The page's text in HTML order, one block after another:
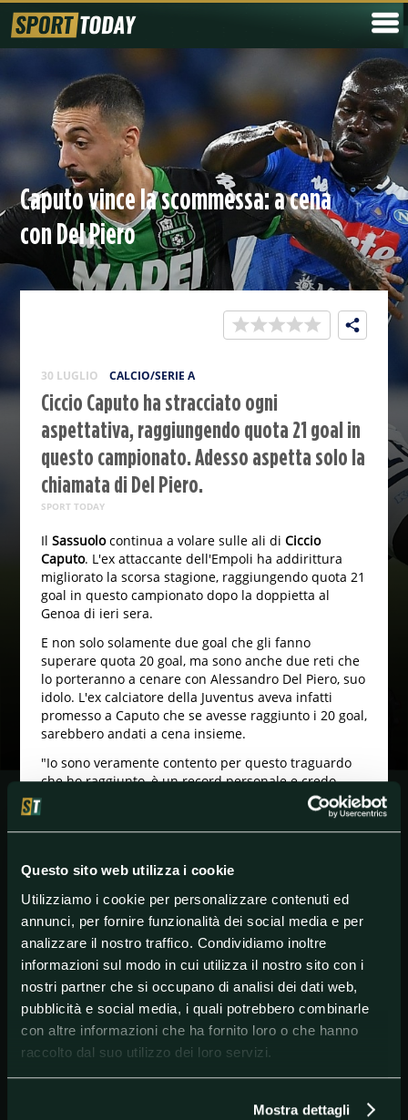
Questo sito web utilizza i cookie
Utilizziamo i cookie per personalizzare contenuti ed
annunci, per fornire funzionalità dei social media e per
analizzare il nostro traffico. Condividiamo inoltre
informazioni sul modo in cui utilizza il nostro sito con i
nostri partner che si occupano di analisi dei dati web,
pubblicità e social media, i quali potrebbero combinarle
con altre informazioni che ha fornito loro o che hanno
raccolto dal suo utilizzo dei loro servizi.
Mostra dettagli
Caputo vince la scommessa: a cena
con Del Piero
30 LUGLIO CALCIO/SERIE A
Ciccio Caputo ha stracciato ogni
aspettativa, raggiungendo quota 21 goal in
questo campionato. Adesso aspetta solo la
chiamata di Del Piero.
SPORT TODAY
Il Sassuolocontinua a volare sulle ali di Ciccio
Caputo. L'ex attaccante dell'Empoli ha addirittura
migliorato la scorsa stagione, raggiungendo quota 21
goal in questo campionato dopo la doppietta al
Genoa di ieri sera.
E non solo solamente due goal che gli fanno
superare quota 20 goal, ma sono anche due reti che
lo porteranno a cenare con Alessandro Del Piero, suo
idolo. L'ex calciatore della Juventus aveva infatti
promesso a Caputo che se avesse raggiunto i 20 goal,
sarebbero andati a cena insieme.
"Io sono veramente contento per questo traguardo
che ho raggiunto, è un record personale e credo
anche di tutto il Sassuolo. Del Piero mi ha già
chiamato? Lui la cena l'ha promessa, io l'obiettivo l'ho
raggiunto, quindi aspetto novità da parte lui, non mi
dopo la vittoria controv il Genoa. Adesso Caputo
aspetta che il telefono squilli...
#Juventus #Sassuolo #SerieA